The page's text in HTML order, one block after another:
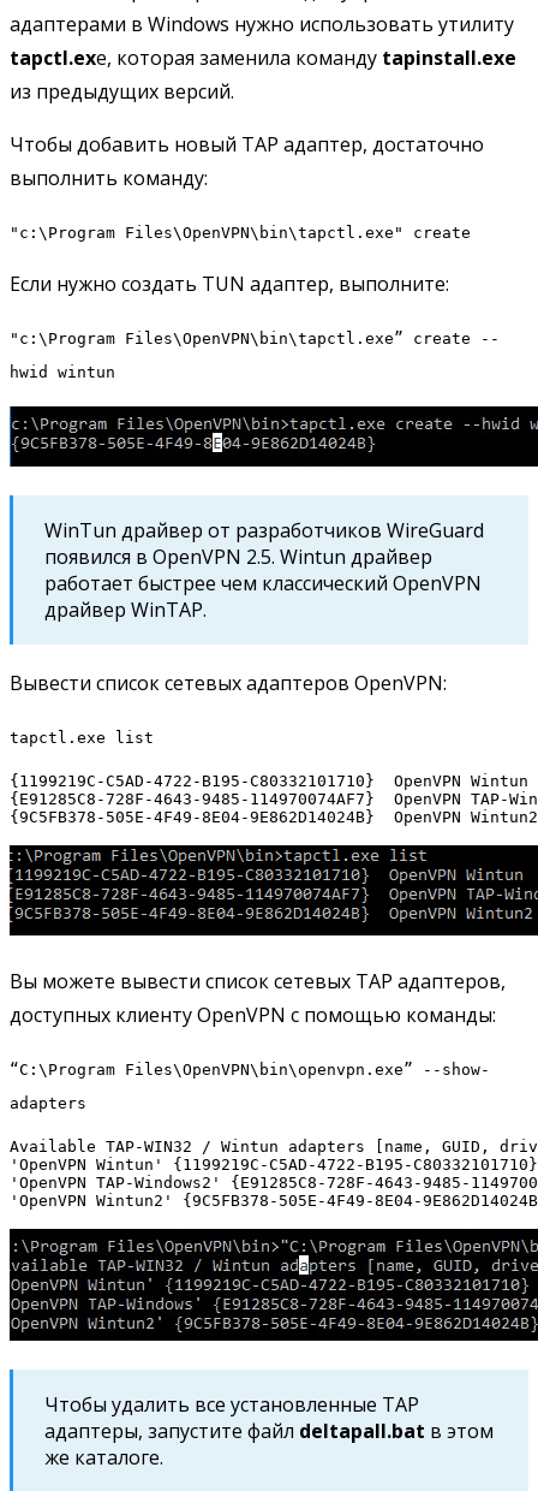
адаптерами в Windows нужно использовать утилиту
tapctl.exe, которая заменила команду tapinstall.exe
из предыдущих версий.
Чтобы добавить новый TAP адаптер, достаточно
выполнить команду:
"c:\Program Files\OpenVPN\bin\tapctl.exe" create
Если нужно создать TUN адаптер, выполните:
"c:\Program Files\OpenVPN\bin\tapctl.exe” create --
hwid wintun
WinTun драйвер от разработчиков WireGuard
появился в OpenVPN 2.5. Wintun драйвер
работает быстрее чем классический OpenVPN
драйвер WinTAP.
Вывести список сетевых адаптеров OpenVPN:
tapctl.exe list
{1199219C-C5AD-4722-B195-C80332101710}  OpenVPN Wintun
{E91285C8-728F-4643-9485-114970074AF7}  OpenVPN TAP-
{9C5FB378-505E-4F49-8E04-9E862D14024B}  OpenVPN Wintun2
Вы можете вывести список сетевых TAP адаптеров,
доступных клиенту OpenVPN с помощью команды:
“C:\Program Files\OpenVPN\bin\openvpn.exe” --show-
adapters
Available TAP-WIN32 / Wintun adapters [name, GUID,
'OpenVPN Wintun' {1199219C-C5AD-4722-B195-
'OpenVPN TAP-Windows2' {E91285C8-728F-4643-9485-
Чтобы удалить все установленные TAP
адаптеры, запустите файл deltapall.bat в этом
же каталоге.